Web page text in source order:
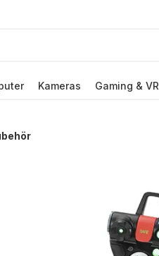
Kameras Gaming & VR